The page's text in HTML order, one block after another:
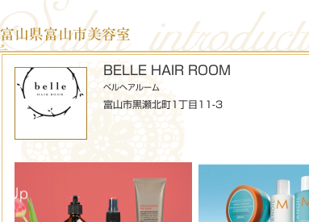
富山県富山市美容室
BELLE HAIR ROOM
ベルヘアルーム
富山市黒瀬北町1丁目11-3